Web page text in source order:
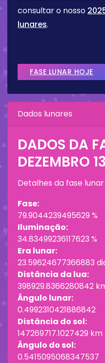
consultar o nosso
lunares.
FASE LUNAR HOJE
Dados lunares
DADOS DA
DEZEMBRO
Detalhes da fase
Fase:
79.9044239495629 %
Iluminação:
34.83499236117623 %
Era lunar:
23.59624677366883
Distância da lua:
398929.8366280842
Ângulo lunar:
0.4992310421886842
Distância do sol:
147269717.1027429 km
Ângulo do sol:
0.5415095068347537